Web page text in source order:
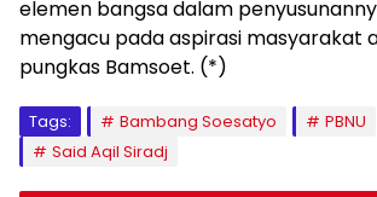
elemen bangsa dalam
mengacu pada aspirasi masyarakat
pungkas Bamsoet. (*)
Tags: Bambang Soesatyo
PBNU
Said Aqil Siradj